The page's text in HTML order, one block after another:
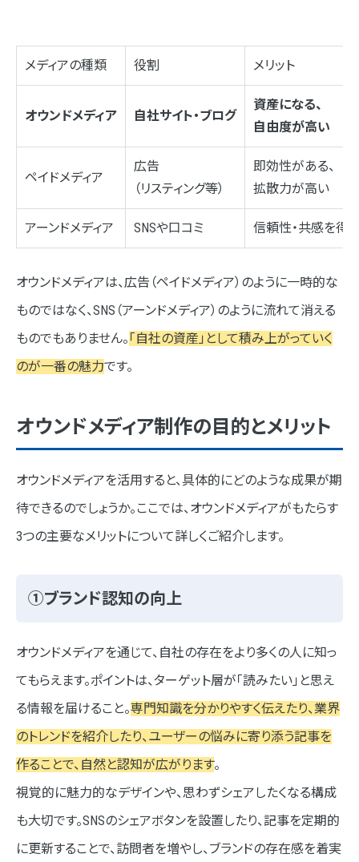
メディアの種類 役割 メリット
オウンドメディア 自社サイト・ブログ
資産になる、
自由度が高い
ペイドメディア
広告
（リスティング等）
即効性がある、
拡散力が高い
アーンドメディア SNSや口コミ 信頼性・共感を得
オウンドメディアは、広告（ペイドメディア）のように一時的な
ものではなく、SNS（アーンドメディア）のように流れて消える
ものでもありません。 「自社の資産」として積み上がっていく
のが一番の魅力です。
オウンドメディア制作の目的とメリット
オウンドメディアを活用すると、具体的にどのような成果が期
待できるのでしょうか。ここでは、オウンドメディアがもたらす
3つの主要なメリットについて詳しくご紹介します。
①ブランド認知の向上
オウンドメディアを通じて、自社の存在をより多くの人に知っ
てもらえます。ポイントは、ターゲット層が「読みたい」と思え
る情報を届けること。専門知識を分かりやすく伝えたり、業界
のトレンドを紹介したり、ユーザーの悩みに寄り添う記事を
作ることで、自然と認知が広がります。
視覚的に魅力的なデザインや、思わずシェアしたくなる構成
も大切です。SNSのシェアボタンを設置したり、記事を定期的
に更新することで、訪問者を増やし、ブランドの存在感を着実